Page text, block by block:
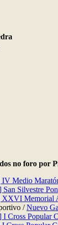
no foro por
IV Medio
Silvestre
XXVI Memorial
/Nuevo
I Cross Popular